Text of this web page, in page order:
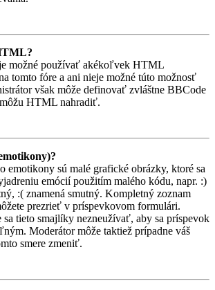
možné používať akékoľvek HTML
tomto fóre a ani nieje možné túto možnosť
však môže definovať zvláštne BBCode
HTML nahradiť.
emotikony sú malé grafické obrázky, ktoré sa
emócií použitím malého kódu, napr. :)
:( znamená smutný. Kompletný zoznam
prezrieť v príspevkovom formulári.
sa tieto smajlíky nezneužívať, aby sa príspevok
Moderátor môže taktiež prípadne váš
smere zmeniť.